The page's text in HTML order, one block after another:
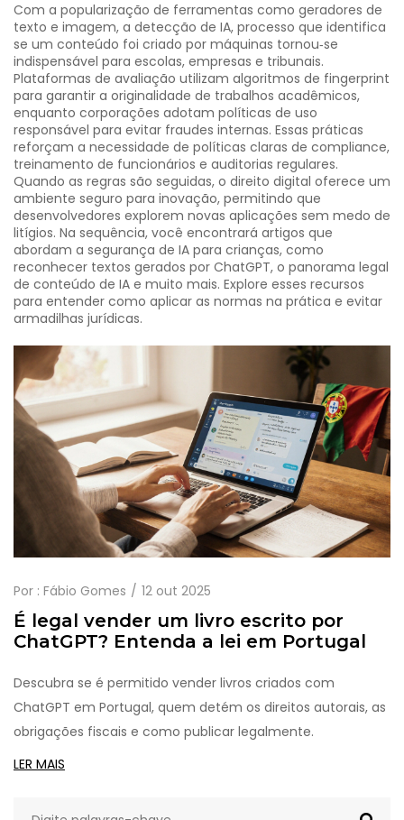
Com a popularização de ferramentas como geradores de
texto e imagem, a detecção de IA, processo que identifica
se um conteúdo foi criado por máquinas tornou‑se
indispensável para escolas, empresas e tribunais.
Plataformas de avaliação utilizam algoritmos de fingerprint
para garantir a originalidade de trabalhos acadêmicos,
enquanto corporações adotam políticas de uso
responsável para evitar fraudes internas. Essas práticas
reforçam a necessidade de políticas claras de compliance,
treinamento de funcionários e auditorias regulares.
Quando as regras são seguidas, o direito digital oferece um
ambiente seguro para inovação, permitindo que
desenvolvedores explorem novas aplicações sem medo de
litígios. Na sequência, você encontrará artigos que
abordam a segurança de IA para crianças, como
reconhecer textos gerados por ChatGPT, o panorama legal
de conteúdo de IA e muito mais. Explore esses recursos
para entender como aplicar as normas na prática e evitar
armadilhas jurídicas.
Por : Fábio Gomes 12 out 2025
É legal vender um livro escrito por
ChatGPT? Entenda a lei em Portugal
Descubra se é permitido vender livros criados com
ChatGPT em Portugal, quem detém os direitos autorais, as
obrigações fiscais e como publicar legalmente.
LER MAIS